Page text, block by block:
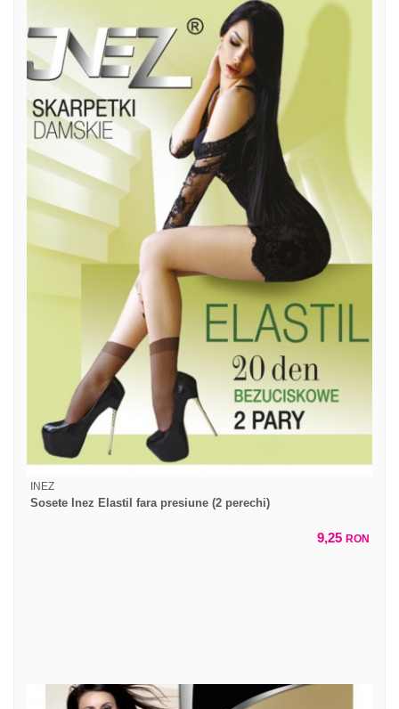
INEZ
Sosete Inez Elastil fara presiune (2 perechi)
9,25 RON